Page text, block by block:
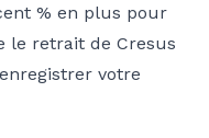
% en plus pour
le retrait de Cresus
votre